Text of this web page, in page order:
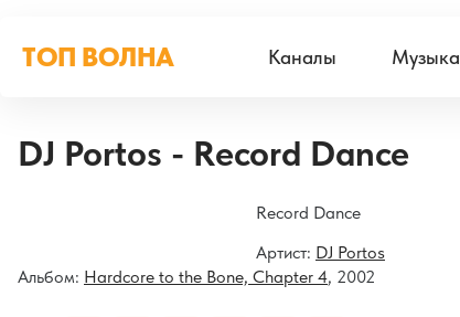
ТОП ВОЛНА Каналы Музыка
DJ Portos - Record Dance
Record Dance
Артист: DJ Portos
Альбом: Hardcore to the Bone, Chapter 4, 2002